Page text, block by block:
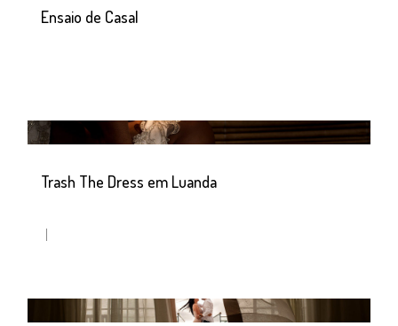
Ensaio de Casal
Trash The Dress em Luanda